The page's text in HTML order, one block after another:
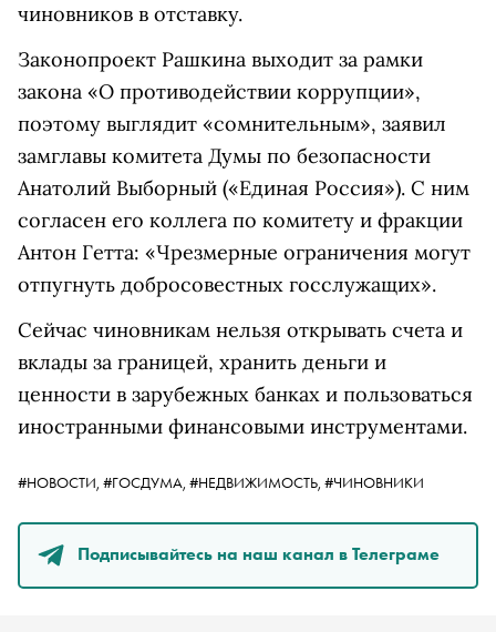
чиновников в отставку.
Законопроект Рашкина выходит за рамки
закона «О противодействии коррупции»,
поэтому выглядит «сомнительным», заявил
замглавы комитета Думы по безопасности
Анатолий Выборный («Единая Россия»). С ним
согласен его коллега по комитету и фракции
Антон Гетта: «Чрезмерные ограничения могут
отпугнуть добросовестных госслужащих».
Сейчас чиновникам нельзя открывать счета и
вклады за границей, хранить деньги и
ценности в зарубежных банках и пользоваться
иностранными финансовыми инструментами.
#НОВОСТИ, #ГОСДУМА, #НЕДВИЖИМОСТЬ, #ЧИНОВНИКИ
Подписывайтесь на наш канал в Телеграме